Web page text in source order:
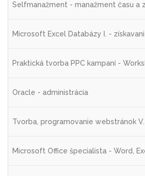
Selfmanažment - manažment času a
Microsoft Excel Databázy I. -
Praktická tvorba PPC kampaní -
Oracle - administrácia
Tvorba, programovanie webstránok
Microsoft Office špecialista - Word,